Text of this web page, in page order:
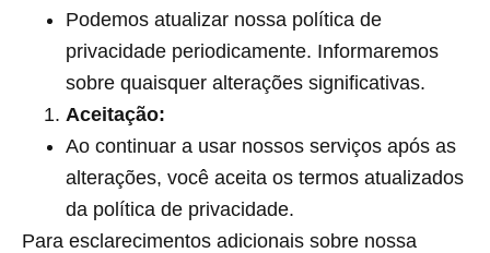
Podemos atualizar nossa política de
privacidade periodicamente. Informaremos
sobre quaisquer alterações significativas.
Aceitação:
Ao continuar a usar nossos serviços após as
alterações, você aceita os termos atualizados
da política de privacidade.
Para esclarecimentos adicionais sobre nossa